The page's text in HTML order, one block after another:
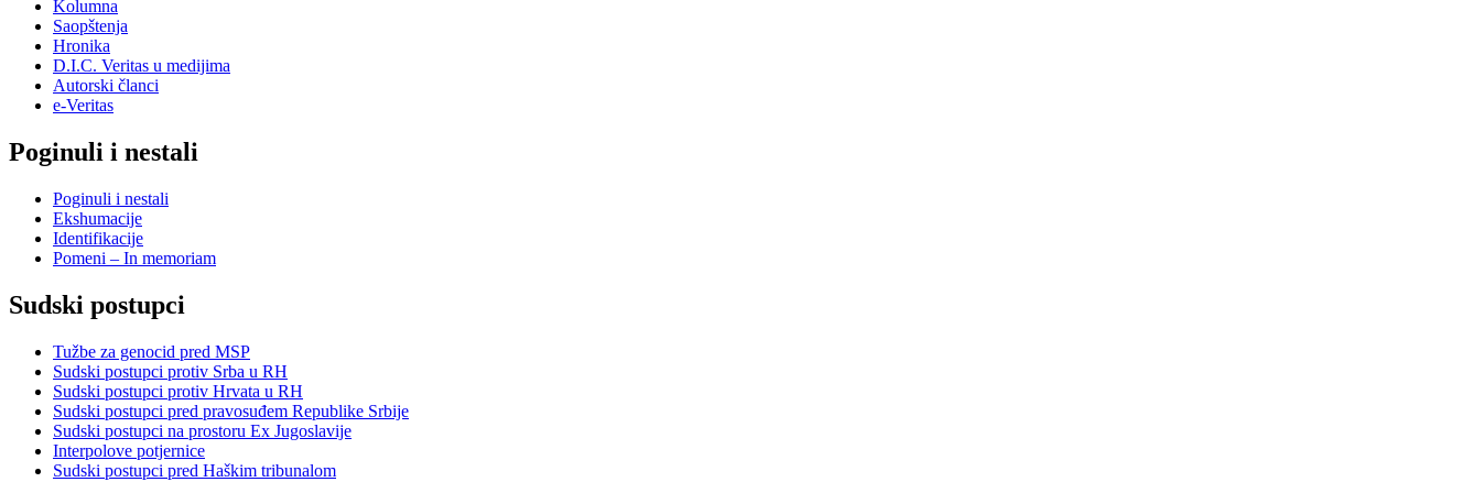
Kolumna
Saopštenja
Hronika
D.I.C. Veritas u medijima
Autorski članci
e-Veritas
Poginuli i nestali
Poginuli i nestali
Ekshumacije
Identifikacije
Pomeni – In memoriam
Sudski postupci
Tužbe za genocid pred MSP
Sudski postupci protiv Srba u RH
Sudski postupci protiv Hrvata u RH
Sudski postupci pred pravosuđem Republike Srbije
Sudski postupci na prostoru Ex Jugoslavije
Interpolove potjernice
Sudski postupci pred Haškim tribunalom